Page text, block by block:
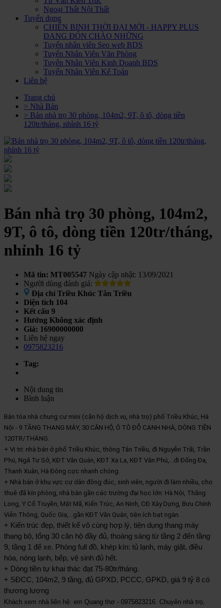
Ngoại Thất Nội Thất
Tuyển dụng
CHIẾN BINH THỜI ĐẠI MỚI - HAPPY PLUS
ĐANG ĐÓN CHÀO NHỮNG
Tuyển nhân viên Seo web BDS
Tuyển Nhân Viên Văn Phòng
Tuyển Nhân Viên Kinh Doanh BDS
Tuyển Nhân Viên Kế Toán
Liên hệ
Trang chủ
> Nhà Bán
> Bán nhà trọ 30 phòng, 104m2, 9T, ô tô, dòng tiền
120tr/tháng, nhỉnh 16 tỷ
Bán nhà trọ 30 phòng, 104m2,
9T, ô tô, dòng tiền 120tr/tháng,
nhỉnh 16 tỷ
Mã tin: MT005547 Ngày cập nhật: 13/09/2021
Người dùng đánh giá:
Địa chỉ Triều Khúc Tân Triều
Diện tích 104
Kết cấu 9
Hướng Không xác định
Giá: 16900000000
Liên hệ ngay
0975823216
Tag:
Nội dung tin
Bình luận
Bán tòa nhà chung cư mini (căn hộ dịch vụ, nhà trọ) phố Triều Khúc, Hà
Nội - 9 TẦNG THANG MÁY, 30 CĂN HỘ, Ô TÔ ĐỖ CẠNH NHÀ, DÒNG TIỀN
120TR/THÁNG.
+ Vị tri: nhà bán ở phố Triều Khúc, thông Tân Triều, đi Nguyễn Trãi, Trần
Phú, Ngã Tư Sở, KĐT Văn Quán, KĐT Xa La, KĐT Văn Phú,...đi Đống Đa,
Thanh Xuân, Hà Đông cực nhanh chóng.
+ Nhà bán ở khu vực cư dân đông đúc, sinh viên, người đi làm nhiều, cho
thuê đã kín phòng, nhà bán gần các trường đại học lớn: Hà Nội, Thăng
Long, Y Cổ Truyền, Mật Mã, Kiến Trúc, An Ninh, CĐ Xây Dựng, Bưu Chính
Viễn Thông, Quốc Gia,...gần KĐT Văn Quán, tiện ích bạt ngàn.
+ Kiến trúc đẹp, thiết kế vô cùng hợp lý, tiện dụng thang máy
thang bộ, tổng 30 căn hộ đầy đủ, thoáng sáng từ tầng 2 đến tầng
9, tầng 1 để xe. Phòng full đồ, khép kín: tủ lạnh, máy giặt, điều
hòa, nóng lạnh, bếp, vệ sinh đủ hết.
+ Dòng tiền tự khai thác đạt 75-80tr/tháng.
+ SĐCC, 104m2, 9 tầng, đủ GPXD, PCCC, GPKD, giá 9 tỷ 8 có
thương lượng
Khách xem nhà liên hệ: em Quang thơ - 0975823216. Chuyên nhà trọ,